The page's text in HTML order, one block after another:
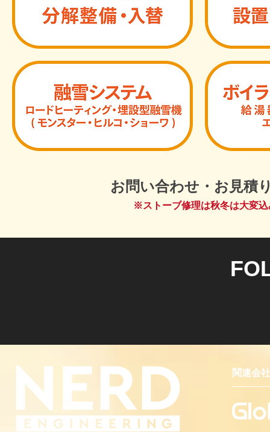
お問い合わせ・お見積
※ストーブ修理は秋冬は大変
関連会社